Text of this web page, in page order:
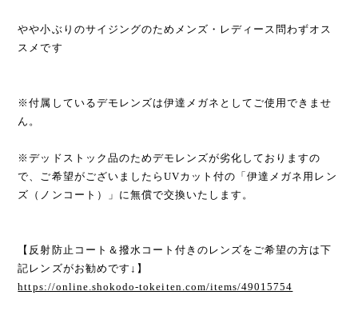
やや小ぶりのサイジングのためメンズ・レディース問わずオス
スメです
※付属しているデモレンズは伊達メガネとしてご使用できませ
ん。
※デッドストック品のためデモレンズが劣化しておりますの
で、ご希望がございましたらUVカット付の「伊達メガネ用レン
ズ（ノンコート）」に無償で交換いたします。
【反射防止コート＆撥水コート付きのレンズをご希望の方は下
記レンズがお勧めです↓】
https://online.shokodo-tokeiten.com/items/49015754